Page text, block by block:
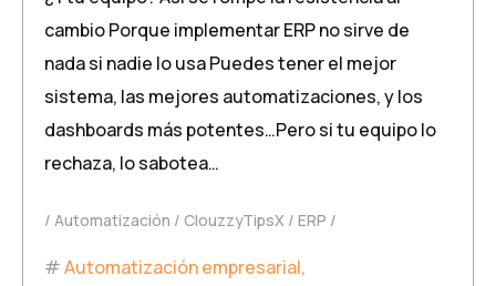
cambio Porque implementar ERP no sirve de
nada si nadie lo usa Puedes tener el mejor
sistema, las mejores automatizaciones, y los
dashboards más potentes…Pero si tu equipo lo
rechaza, lo sabotea…
Automatización ClouzzyTipsX ERP
Automatización empresarial,